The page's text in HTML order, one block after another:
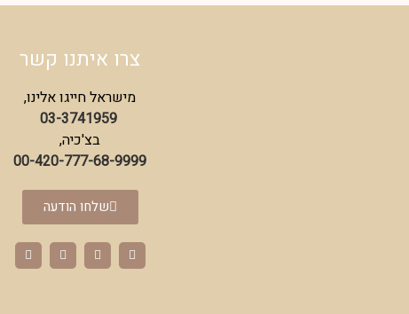
צרו איתנו קשר
מישראל חייגו אלינו,
03-3741959
בצ'כיה,
00-420-777-68-9999
שלחו הודעה